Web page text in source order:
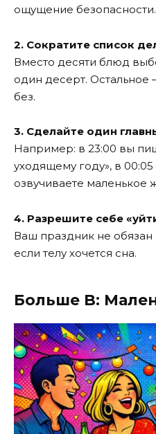
ощущение безопасности.
2. Сократите список
Вместо десяти блюд
один десерт. Остальное
без.
3. Сделайте один
Например: в 23:00 вы
уходящему году», в
озвучиваете маленькое
4. Разрешите себе
Ваш праздник не обязан
если телу хочется сна.
Больше B: